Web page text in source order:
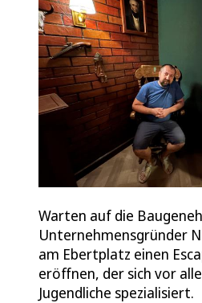
Warten auf die
Unternehmensgründer
am Ebertplatz einen
eröffnen, der sich vor
Jugendliche spezialisiert.